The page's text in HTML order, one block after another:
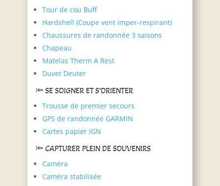
Tour de cou Buff
Hardshell (Coupe vent imper-respirant)
Chaussures de randonnée 3 saisons
Chapeau
Matelas Therm A Rest
Duvet Deuter
🔦 SE SOIGNER ET S’ORIENTER
Trousse de premier secours
GPS de randonnée GARMIN
Cartes papier IGN
🔦 CAPTURER PLEIN DE SOUVENIRS
Caméra
Caméra stabilisée